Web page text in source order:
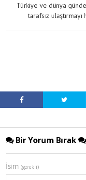
Türkiye ve dünya
tarafsız
Bir Yorum Bırak
İsim (gerekli)